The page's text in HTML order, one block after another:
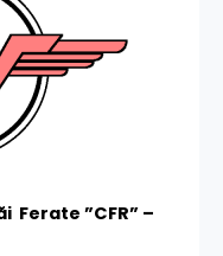
Ferate ”CFR” –